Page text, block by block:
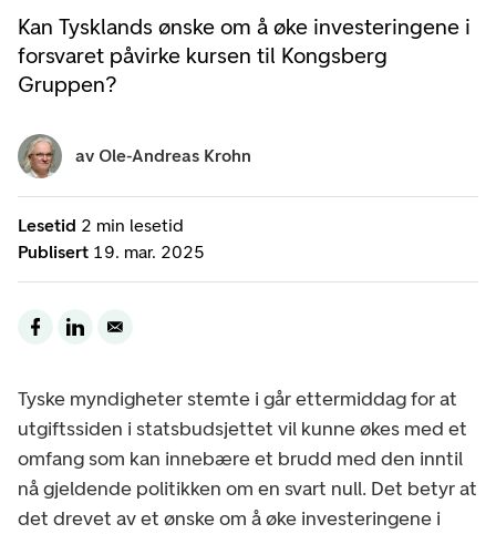
Kan Tysklands ønske om å øke investeringene i
forsvaret påvirke kursen til Kongsberg
Gruppen?
Lesetid 2 min lesetid
Publisert 19. mar. 2025
av Ole-Andreas Krohn
Tyske myndigheter stemte i går ettermiddag for at
utgiftssiden i statsbudsjettet vil kunne økes med et
omfang som kan innebære et brudd med den inntil
nå gjeldende politikken om en svart null. Det betyr at
det drevet av et ønske om å øke investeringene i